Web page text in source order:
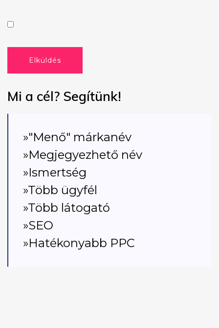
Elküldés
Mi a cél? Segítünk!
»"Menő" márkanév
»Megjegyezhető név
»Ismertség
»Több ügyfél
»Több látogató
»SEO
»Hatékonyabb PPC